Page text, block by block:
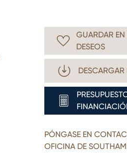
GUARDAR EN
DESEOS
DESCARGAR
PÓNGASE EN
OFICINA DE